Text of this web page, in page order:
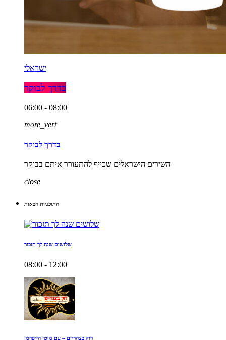
ישראלי
בדרך לבוקר
06:00 - 08:00
more_vert
בדרך לבוקר
השירים הישראלים שכייף להתעורר איתם בבוקר
close
התוכניות הבאות
שלושים שנה לך תזכור
08:00 - 12:00
רוק בצהריים – עם מוטי הייפרמן